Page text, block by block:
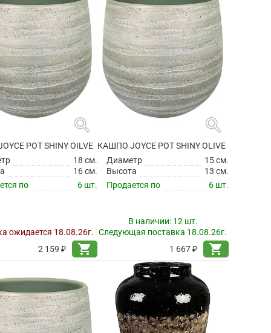
search
POT SHINY OILVE
18 см.
16 см.
по
6 шт.
ожидается 18.08.26г.
2 159 ₽
shopping_cart
search
КАШПО JOYCE POT SHINY OLIVE
Диаметр
15 см.
Высота
13 см.
Продается по
6 шт.
В наличии: 12 шт.
Следующая поставка 18.08.26г.
1 667 ₽
shopping_cart